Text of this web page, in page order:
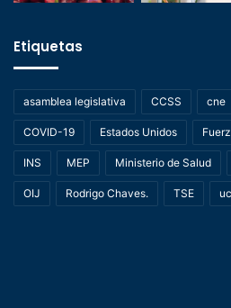
Etiquetas
asamblea legislativa CCSS cne
COVID-19 Estados Unidos
INS MEP Ministerio de Salud
OIJ Rodrigo Chaves. TSE